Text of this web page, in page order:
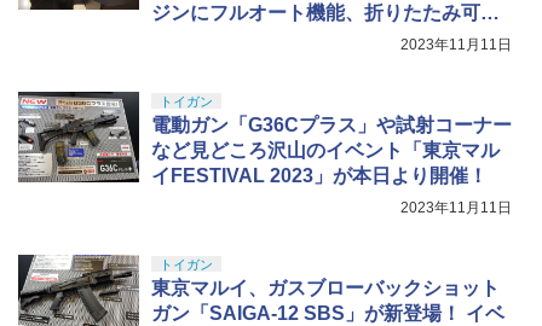
ジンにフルオート機能、折りたたみ可能
2023年11月11日
トイガン
電動ガン「G36Cプラス」や試射コーナー
など見どころ沢山のイベント「東京マル
イFESTIVAL 2023」が本日より開催！
2023年11月11日
トイガン
東京マルイ、ガスブローバックショット
ガン「SAIGA-12 SBS」が新登場！ イベ